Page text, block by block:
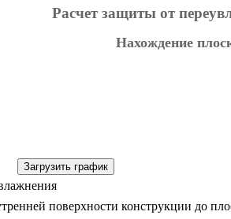
Расчет защиты от
Нахождение
Загрузить график
поверхности конструкции до